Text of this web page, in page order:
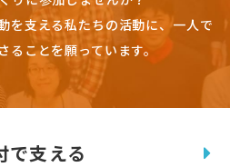
を支える私たちの活動に、一人で
ることを願っています。
で支える